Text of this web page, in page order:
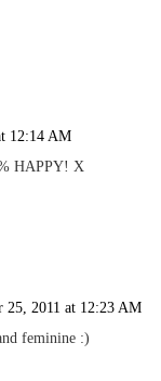
12:14 AM
HAPPY! X
25, 2011 at 12:23 AM
feminine :)